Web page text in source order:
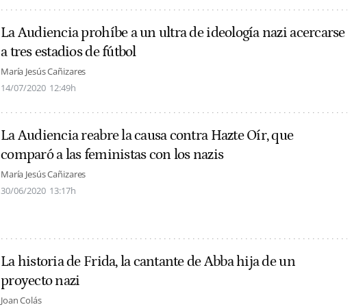
La Audiencia prohíbe a un ultra de ideología nazi acercarse
a tres estadios de fútbol
María Jesús Cañizares
14/07/2020 12:49h
La Audiencia reabre la causa contra Hazte Oír, que
comparó a las feministas con los nazis
María Jesús Cañizares
30/06/2020 13:17h
La historia de Frida, la cantante de Abba hija de un
proyecto nazi
Joan Colás